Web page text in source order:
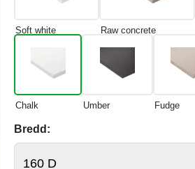
Soft white Raw concrete
Chalk Umber Fudge
Bredd: